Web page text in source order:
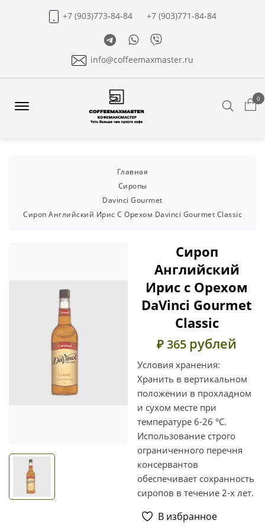
+7 (903)773-84-84
+7 (903)771-84-84
TelegramWhatsapp
Viber
info@coffeemaxmaster.ru
0
Главная
Сиропы
Davinci Gourmet
Сироп Английский Ирис С Орехом Davinci Gourmet Classic
Сироп
Английский
Ирис с Орехом
DaVinci Gourmet
Classic
₽ 365 рублей
Условия хранения:
Хранить в вертикальном
положении в прохладном
и сухом месте при
температуре 6-26 °С.
Использование строго
ограниченного перечня
консервантов
обеспечивает сохранность
сиропов в течение 2-х лет.
В избранное